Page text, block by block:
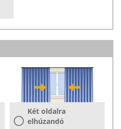
Két oldalra
elhúzandó